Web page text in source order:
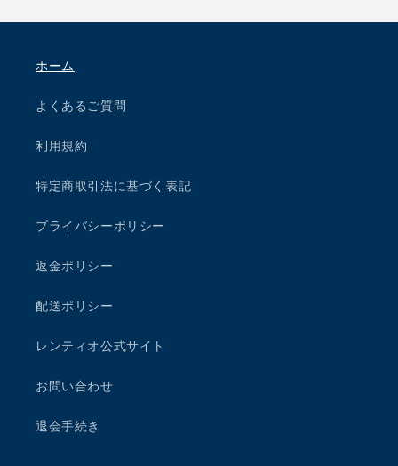
ホーム
よくあるご質問
利用規約
特定商取引法に基づく表記
プライバシーポリシー
返金ポリシー
配送ポリシー
レンティオ公式サイト
お問い合わせ
退会手続き